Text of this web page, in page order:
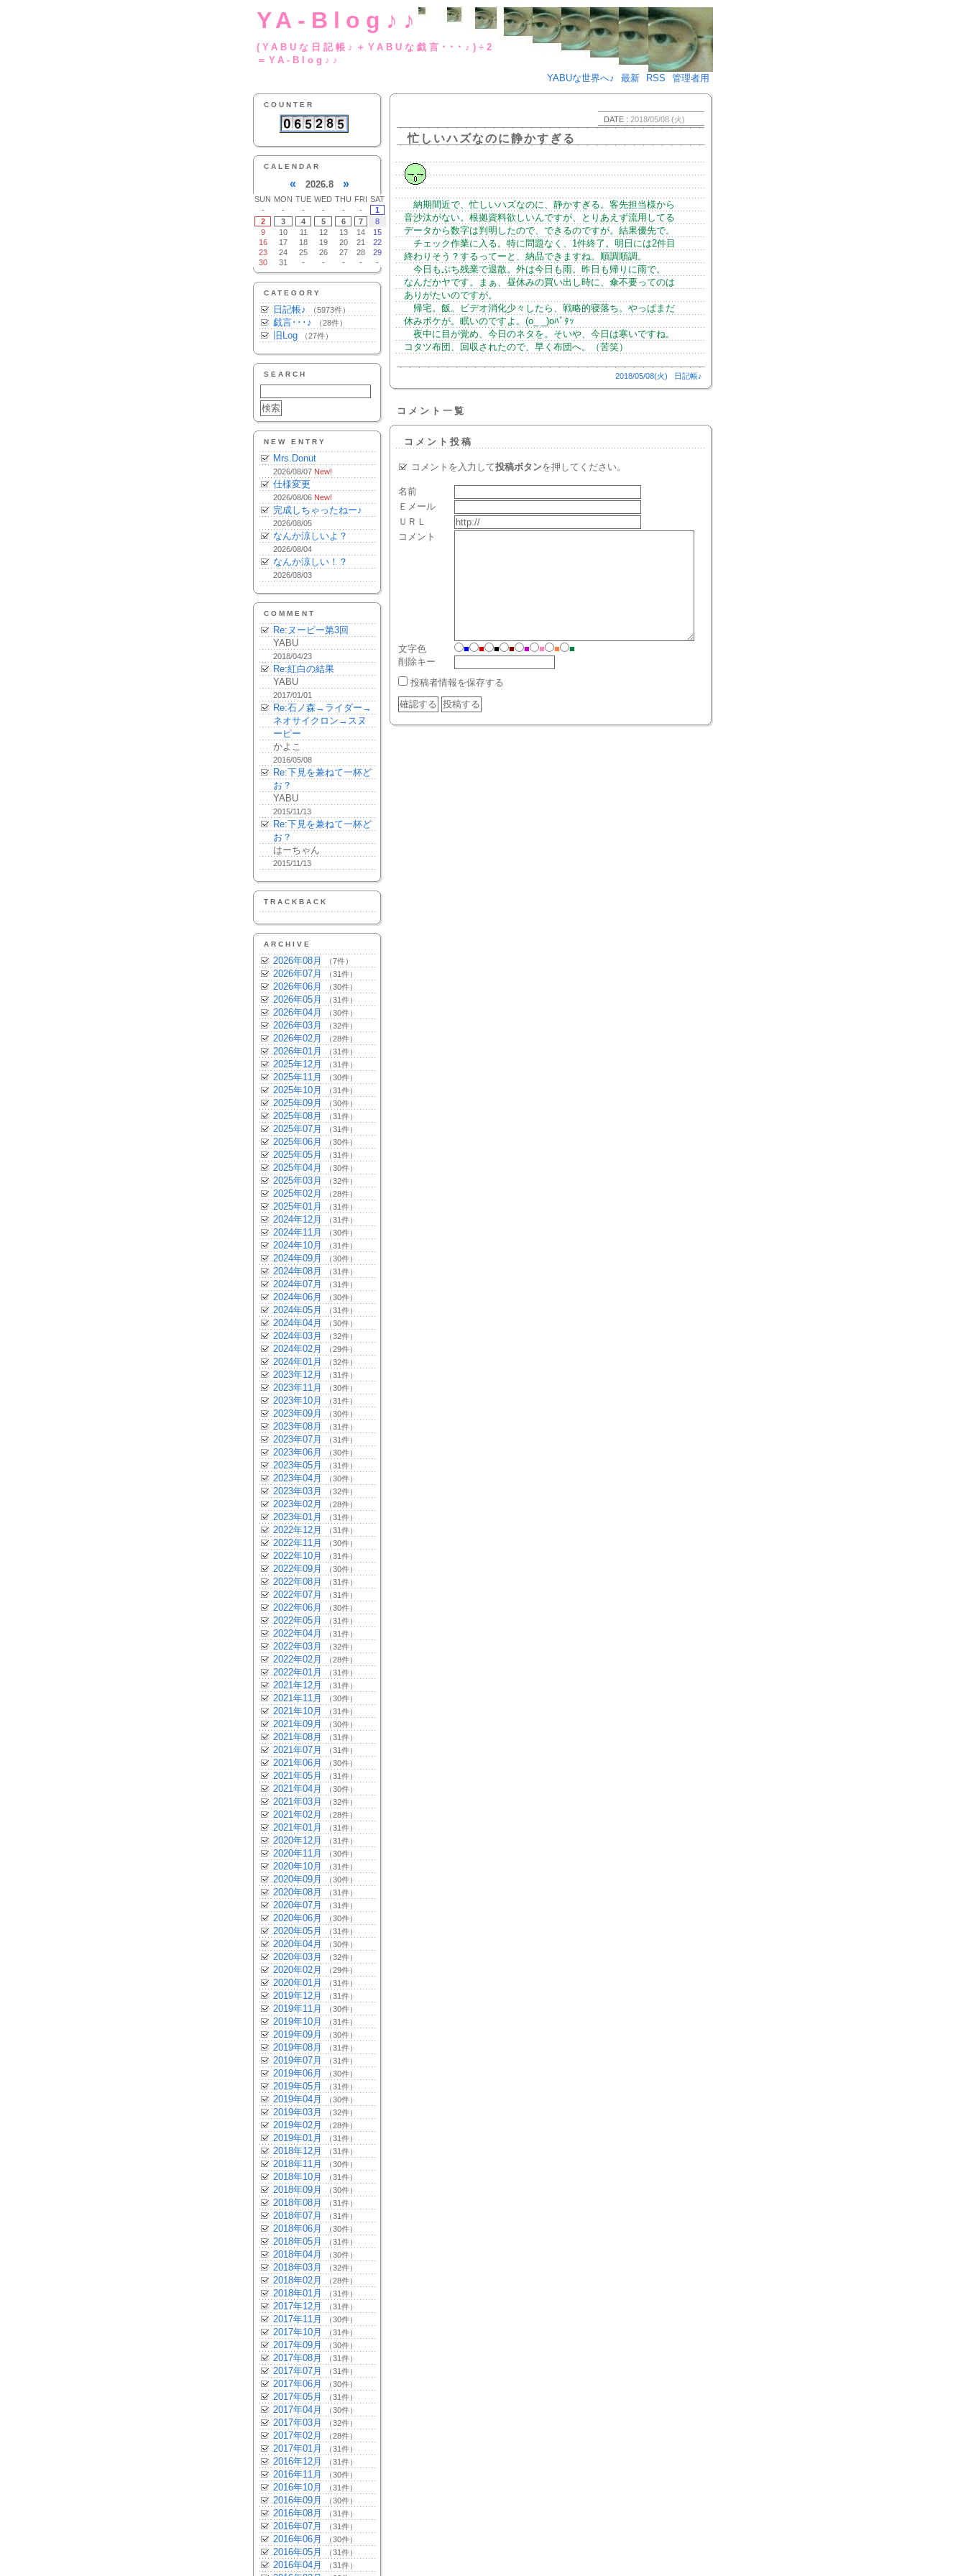
YA-Blog♪♪
(YABUな日記帳♪＋YABUな戯言･･･♪)÷2
＝YA-Blog♪♪
YABUな世界へ♪
最新 RSS 管理者用
COUNTER
CALENDAR
« 2026.8 »
SUN MON TUE WED THU FRI SAT
-
- - - - -
1
2
3 4 5 6 7
8
9
10 11 12 13 14
15
16
17 18 19 20 21
22
23
24 25 26 27 28
29
30
31 - - - - -
CATEGORY
日記帳♪ （5973件）
戯言･･･♪ （28件）
旧Log （27件）
SEARCH
NEW ENTRY
Mrs.Donut
2026/08/07 New!
仕様変更
2026/08/06 New!
完成しちゃったねー♪
2026/08/05
なんか涼しいよ？
2026/08/04
なんか涼しい！？
2026/08/03
COMMENT
Re:ヌーピー第3回
YABU
2018/04/23
Re:紅白の結果
YABU
2017/01/01
Re:石ノ森→ライダー→
ネオサイクロン→スヌ
ーピー
かよこ
2016/05/08
Re:下見を兼ねて一杯ど
お？
YABU
2015/11/13
Re:下見を兼ねて一杯ど
お？
はーちゃん
2015/11/13
TRACKBACK
ARCHIVE
2026年08月 （7件）
2026年07月 （31件）
2026年06月 （30件）
2026年05月 （31件）
2026年04月 （30件）
2026年03月 （32件）
2026年02月 （28件）
2026年01月 （31件）
2025年12月 （31件）
2025年11月 （30件）
2025年10月 （31件）
2025年09月 （30件）
2025年08月 （31件）
2025年07月 （31件）
2025年06月 （30件）
2025年05月 （31件）
2025年04月 （30件）
2025年03月 （32件）
2025年02月 （28件）
2025年01月 （31件）
2024年12月 （31件）
2024年11月 （30件）
2024年10月 （31件）
2024年09月 （30件）
2024年08月 （31件）
2024年07月 （31件）
2024年06月 （30件）
2024年05月 （31件）
2024年04月 （30件）
2024年03月 （32件）
2024年02月 （29件）
2024年01月 （32件）
2023年12月 （31件）
2023年11月 （30件）
2023年10月 （31件）
2023年09月 （30件）
2023年08月 （31件）
2023年07月 （31件）
2023年06月 （30件）
2023年05月 （31件）
2023年04月 （30件）
2023年03月 （32件）
2023年02月 （28件）
2023年01月 （31件）
2022年12月 （31件）
2022年11月 （30件）
2022年10月 （31件）
2022年09月 （30件）
2022年08月 （31件）
2022年07月 （31件）
2022年06月 （30件）
2022年05月 （31件）
2022年04月 （31件）
2022年03月 （32件）
2022年02月 （28件）
2022年01月 （31件）
2021年12月 （31件）
2021年11月 （30件）
2021年10月 （31件）
2021年09月 （30件）
2021年08月 （31件）
2021年07月 （31件）
2021年06月 （30件）
2021年05月 （31件）
2021年04月 （30件）
2021年03月 （32件）
2021年02月 （28件）
2021年01月 （31件）
2020年12月 （31件）
2020年11月 （30件）
2020年10月 （31件）
2020年09月 （30件）
2020年08月 （31件）
2020年07月 （31件）
2020年06月 （30件）
2020年05月 （31件）
2020年04月 （30件）
2020年03月 （32件）
2020年02月 （29件）
2020年01月 （31件）
2019年12月 （31件）
2019年11月 （30件）
2019年10月 （31件）
2019年09月 （30件）
2019年08月 （31件）
2019年07月 （31件）
2019年06月 （30件）
2019年05月 （31件）
2019年04月 （30件）
2019年03月 （32件）
2019年02月 （28件）
2019年01月 （31件）
2018年12月 （31件）
2018年11月 （30件）
2018年10月 （31件）
2018年09月 （30件）
2018年08月 （31件）
2018年07月 （31件）
2018年06月 （30件）
2018年05月 （31件）
2018年04月 （30件）
2018年03月 （32件）
2018年02月 （28件）
2018年01月 （31件）
2017年12月 （31件）
2017年11月 （30件）
2017年10月 （31件）
2017年09月 （30件）
2017年08月 （31件）
2017年07月 （31件）
2017年06月 （30件）
2017年05月 （31件）
2017年04月 （30件）
2017年03月 （32件）
2017年02月 （28件）
2017年01月 （31件）
2016年12月 （31件）
2016年11月 （30件）
2016年10月 （31件）
2016年09月 （30件）
2016年08月 （31件）
2016年07月 （31件）
2016年06月 （30件）
2016年05月 （31件）
2016年04月 （31件）
DATE : 2018/05/08 (火)
忙しいハズなのに静かすぎる
納期間近で、忙しいハズなのに、静かすぎる。客先担当様から
音沙汰がない。根拠資料欲しいんですが、とりあえず流用してる
データから数字は判明したので、できるのですが。結果優先で。
チェック作業に入る。特に問題なく、1件終了。明日には2件目
終わりそう？するってーと、納品できますね。順調順調。
今日もぷち残業で退散。外は今日も雨。昨日も帰りに雨で。
なんだかヤです。まぁ、昼休みの買い出し時に、傘不要ってのは
ありがたいのですが。
帰宅。飯。ビデオ消化少々したら、戦略的寝落ち。やっぱまだ
休みボケが。眠いのですよ。(o_ _)oﾊﾞﾀｯ
夜中に目が覚め、今日のネタを。そいや、今日は寒いですね。
コタツ布団、回収されたので、早く布団へ。（苦笑）
2018/05/08(火) 日記帳♪
コメント一覧
コメント投稿
コメントを入力して投稿ボタンを押してください。
名前
Ｅメール
ＵＲＬ
コメント
文字色 ■ ■ ■ ■ ■ ■ ■
■
削除キー
投稿者情報を保存する